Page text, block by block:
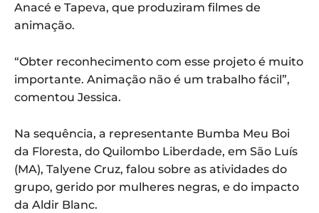
Anacé e Tapeva, que produziram filmes de
animação.
“Obter reconhecimento com esse projeto é muito
importante. Animação não é um trabalho fácil”,
comentou Jessica.
Na sequência, a representante Bumba Meu Boi
da Floresta, do Quilombo Liberdade, em São Luís
(MA), Talyene Cruz, falou sobre as atividades do
grupo, gerido por mulheres negras, e do impacto
da Aldir Blanc.